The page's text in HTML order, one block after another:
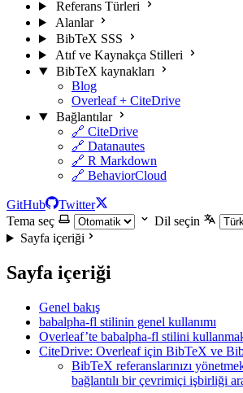
Referans Türleri
Alanlar
BibTeX SSS
Atıf ve Kaynakça Stilleri
BibTeX kaynakları
Blog
Overleaf + CiteDrive
Bağlantılar
🔗 CiteDrive
🔗 Datanautes
🔗 R Markdown
🔗 BehaviorCloud
GitHub
Twitter
Tema seç
Dil seçin
Sayfa içeriği
Sayfa içeriği
Genel bakış
babalpha-fl stilinin genel kullanımı
Overleaf’te babalpha-fl stilini
CiteDrive: Overleaf için BibTeX ve
BibTeX referanslarınızı
bağlantılı bir çevrimiçi işbirliği